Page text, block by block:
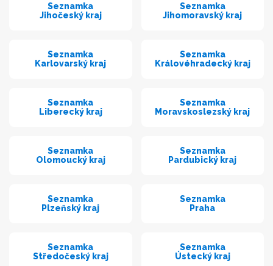
Seznamka
Jihočeský kraj
Seznamka
Jihomoravský kraj
Seznamka
Karlovarský kraj
Seznamka
Královéhradecký kraj
Seznamka
Liberecký kraj
Seznamka
Moravskoslezský kraj
Seznamka
Olomoucký kraj
Seznamka
Pardubický kraj
Seznamka
Plzeňský kraj
Seznamka
Praha
Seznamka
Středočeský kraj
Seznamka
Ústecký kraj